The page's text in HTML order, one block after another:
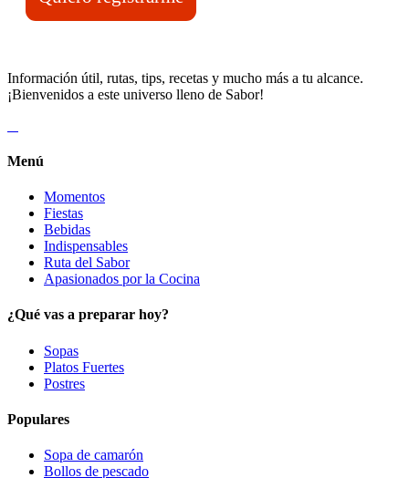
Información útil, rutas, tips, recetas y mucho más a tu alcance.
¡Bienvenidos a este universo lleno de Sabor!
Menú
Momentos
Fiestas
Bebidas
Indispensables
Ruta del Sabor
Apasionados por la Cocina
¿Qué vas a preparar hoy?
Sopas
Platos Fuertes
Postres
Populares
Sopa de camarón
Bollos de pescado